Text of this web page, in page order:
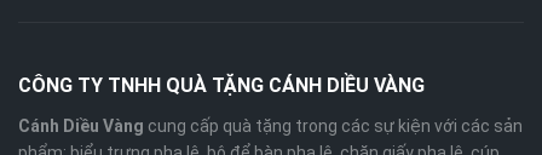
CÔNG TY TNHH QUÀ TẶNG CÁNH DIỀU VÀNG
Cánh Diều Vàng cung cấp quà tặng trong các sự kiện với các sản